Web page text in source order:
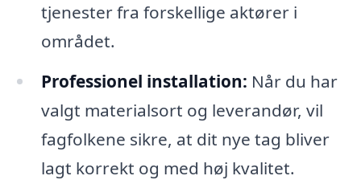
tjenester fra forskellige aktører i
området.
Professionel installation: Når du har
valgt materialsort og leverandør, vil
fagfolkene sikre, at dit nye tag bliver
lagt korrekt og med høj kvalitet.